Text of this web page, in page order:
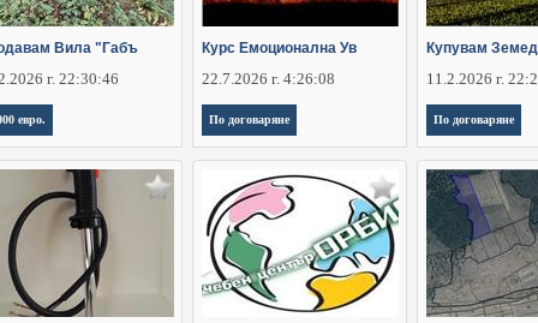
Вила "Габъ
г. 22:30:46
евро.
Курс Емоционална Ув
22.7.2026 г. 4:26:08
По договаряне
Купувам
11.2.2026 г.
По договаряне